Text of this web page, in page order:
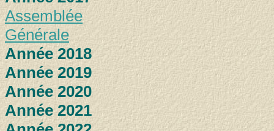
Assemblée
Générale
Année 2018
Année 2019
Année 2020
Année 2021